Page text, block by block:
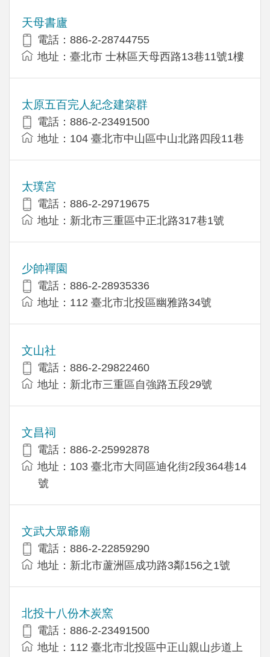
天母書廬
電話：886-2-28744755
地址：臺北市 士林區天母西路13巷11號1樓
太原五百完人紀念建築群
電話：886-2-23491500
地址：104 臺北市中山區中山北路四段11巷
太璞宮
電話：886-2-29719675
地址：新北市三重區中正北路317巷1號
少帥禪園
電話：886-2-28935336
地址：112 臺北市北投區幽雅路34號
文山社
電話：886-2-29822460
地址：新北市三重區自強路五段29號
文昌祠
電話：886-2-25992878
地址：103 臺北市大同區迪化街2段364巷14
號
文武大眾爺廟
電話：886-2-22859290
地址：新北市蘆洲區成功路3鄰156之1號
北投十八份木炭窯
電話：886-2-23491500
地址：112 臺北市北投區中正山親山步道上